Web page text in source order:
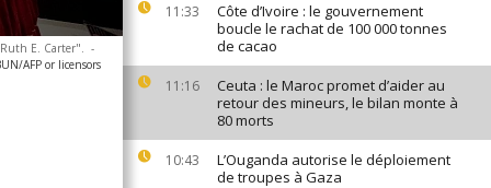
11:33
Côte d’Ivoire : le gouvernement
boucle le rachat de 100 000 tonnes
de cacao
11:16
Ceuta : le Maroc promet d’aider au
retour des mineurs, le bilan monte à
80 morts
10:43
L’Ouganda autorise le déploiement
de troupes à Gaza
E. Carter". -
AFP or licensors